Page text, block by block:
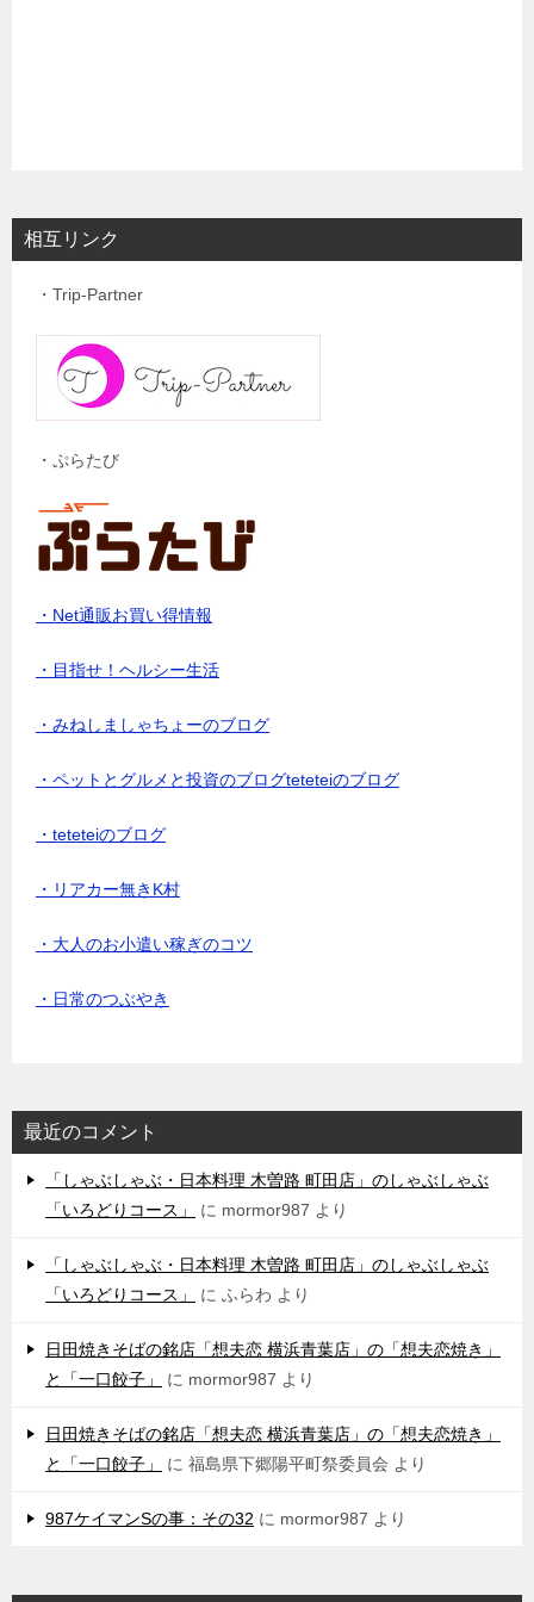
相互リンク
・Trip-Partner
・ぷらたび
・Net通販お買い得情報
・目指せ！ヘルシー生活
・みねしましゃちょーのブログ
・ペットとグルメと投資のブログteteteiのブログ
・teteteiのブログ
・リアカー無きK村
・大人のお小遣い稼ぎのコツ
・日常のつぶやき
最近のコメント
「しゃぶしゃぶ・日本料理 木曽路 町田店」のしゃぶしゃぶ
「いろどりコース」
に mormor987 より
「しゃぶしゃぶ・日本料理 木曽路 町田店」のしゃぶしゃぶ
「いろどりコース」
に ふらわ より
日田焼きそばの銘店「想夫恋 横浜青葉店」の「想夫恋焼き」
と「一口餃子」
に mormor987 より
日田焼きそばの銘店「想夫恋 横浜青葉店」の「想夫恋焼き」
と「一口餃子」
に 福島県下郷陽平町祭委員会 より
987ケイマンSの事：その32 に mormor987 より